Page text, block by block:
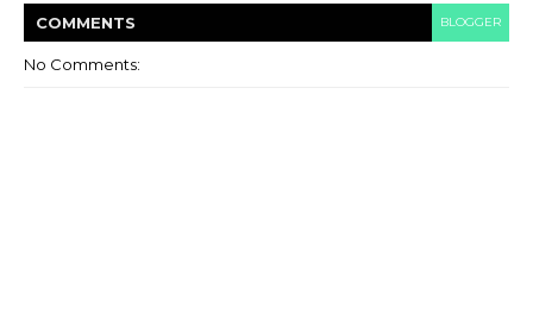
COMMENTS BLOGGER
No Comments: